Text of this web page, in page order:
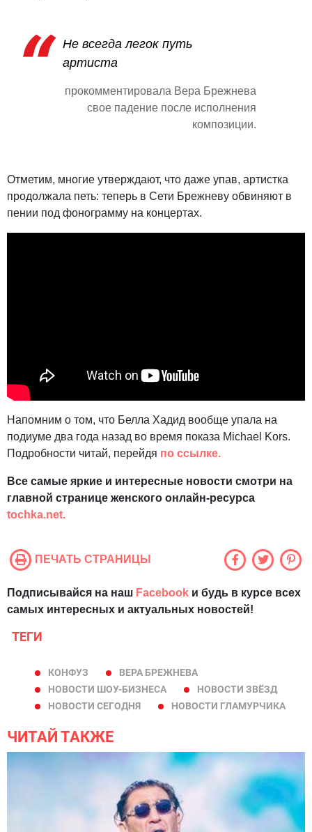
Не всегда легок путь
артиста
прокомментировала Вера Брежнева
свое падение после исполнения
композиции.
Отметим, многие утверждают, что даже упав, артистка
продолжала петь: теперь в Сети Брежневу обвиняют в
пении под фонограмму на концертах.
Напомним о том, что Белла Хадид вообще упала на
подиуме два года назад во время показа Michael Kors.
Подробности читай, перейдя по ссылке.
Все самые яркие и интересные новости смотри на
главной странице женского онлайн-ресурса
tochka.net.
ПЕЧАТЬ СТРАНИЦЫ
Подписывайся на наш Facebook и будь в курсе всех
самых интересных и актуальных новостей!
ТЕГИ
КОНФУЗ
ВЕРА БРЕЖНЕВА
НОВОСТИ ШОУ-БИЗНЕСА
НОВОСТИ ЗВЁЗД
НОВОСТИ СЕГОДНЯ
НОВОСТИ ГЛАМУРЧИКА
ЧИТАЙ ТАКЖЕ